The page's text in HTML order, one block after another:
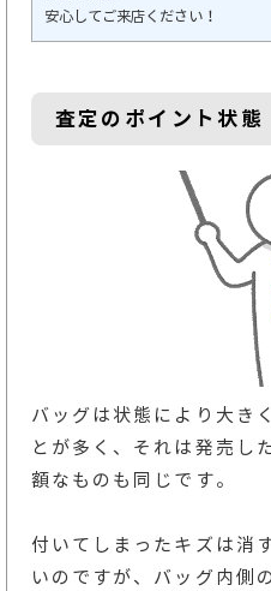
安心してご来店ください！
査定のポイント状態
バッグは状態により大き
とが多く、それは発売し
額なものも同じです。
付いてしまったキズは消
いのですが、バッグ内側